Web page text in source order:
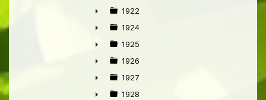
►
►
1922
►
1924
►
1925
►
1926
►
1927
1928